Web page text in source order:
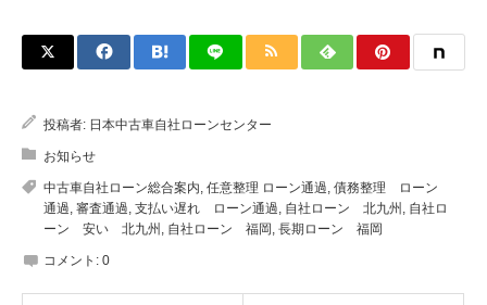
投稿者: 日本中古車自社ローンセンター
お知らせ
中古車自社ローン総合案内, 任意整理 ローン通過, 債務整理 ローン
通過, 審査通過, 支払い遅れ ローン通過, 自社ローン 北九州 , 自社ロ
ーン 安い 北九州 , 自社ローン 福岡 , 長期ローン 福岡
コメント: 0